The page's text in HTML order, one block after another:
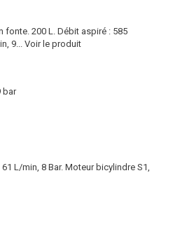
fonte. 200 L. Débit aspiré : 585
9... Voir le produit
bar
L/min, 8 Bar. Moteur bicylindre S1,